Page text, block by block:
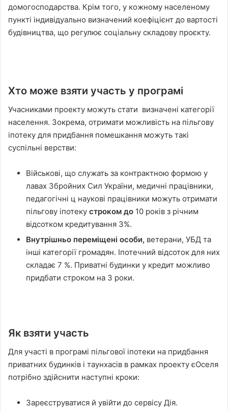
домогосподарства. Крім того, у кожному населеному
пункті індивідуально визначений коефіцієнт до вартості
будівництва, що регулює соціальну складову проєкту.
Хто може взяти участь у програмі
Учасниками проекту можуть стати визначені категорії
населення. Зокрема, отримати можливість на пільгову
іпотеку для придбання помешкання можуть такі
суспільні верстви:
Військові, що служать за контрактною формою у
лавах Збройних Сил України, медичні працівники,
педагогічні ц наукові працівники можуть отримати
пільгову іпотеку строком до 10 років з річним
відсотком кредитування 3%.
Внутрішньо переміщені особи, ветерани, УБД та
інші категорії громадян. Іпотечний відсоток для них
складає 7 %. Приватні будинки у кредит можливо
придбати строком на 3 роки.
Як взяти участь
Для участі в програмі пільгової іпотеки на придбання
приватних будинків і таунхасів в рамках проекту єОселя
потрібно здійснити наступні кроки:
Зареєструватися й увійти до сервісу Дія.